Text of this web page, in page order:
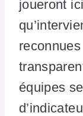
joueront
équipes